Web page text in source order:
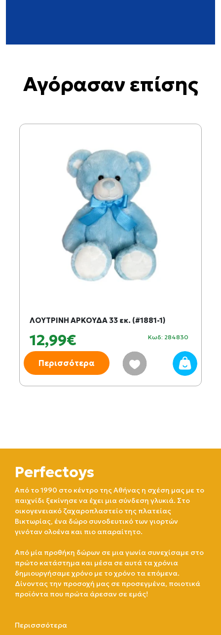
Αγόρασαν επίσης
ΛΟΥΤΡΙΝΗ ΑΡΚΟΥΔΑ 33 εκ. (#1881-1)
12,99€ Κωδ: 284830
Περισσότερα
Perfectoys
Από το 1990 στο κέντρο της Αθήνας η σχέση μας με το
παιχνίδι ξεκίνησε να έχει μια σύνδεση γλυκιά. Στο
οικογενειακό ζαχαροπλαστείο της πλατείας
Βικτωρίας, ένα δώρο συνοδευτικό των γιορτών
γινόταν ολοένα και πιο απαραίτητο.
Από μία προθήκη δώρων σε μια γωνία συνεχίσαμε στο
πρώτο κατάστημα και μέσα σε αυτά τα χρόνια
δημιουργήσαμε χρόνο με το χρόνο τα επόμενα.
Δίνοντας την προσοχή μας σε προσεγμένα, ποιοτικά
προϊόντα που πρώτα άρεσαν σε εμάς!
Περισσσότερα